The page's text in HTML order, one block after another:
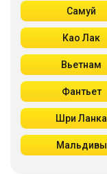
Самуй
Као Лак
Вьетнам
Фантьет
Шри Ланка
Мальдивы